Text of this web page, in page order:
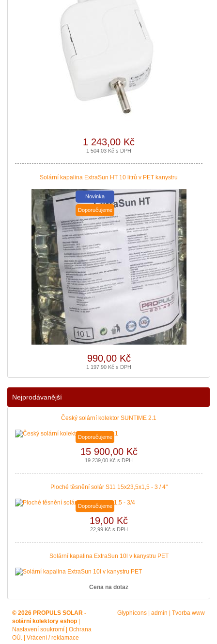
1 243,00 Kč
1 504,03 Kč s DPH
Solární kapalina ExtraSun HT 10 litrů v PET kanystru
Novinka
Doporučujeme
990,00 Kč
1 197,90 Kč s DPH
Nejprodávanější
Český solární kolektor SUNTIME 2.1
Doporučujeme
15 900,00 Kč
19 239,00 Kč s DPH
Ploché těsnění solár S11 15x23,5x1,5 - 3 / 4"
Doporučujeme
19,00 Kč
22,99 Kč s DPH
Solární kapalina ExtraSun 10l v kanystru PET
Cena na dotaz
© 2026 PROPULS SOLAR -
solární kolektory eshop
Nastavení soukromí
Ochrana
OÚ.
Vrácení / reklamace
Glyphicons admin Tvorba www